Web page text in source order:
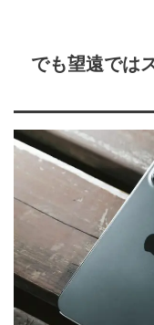
でも望遠では